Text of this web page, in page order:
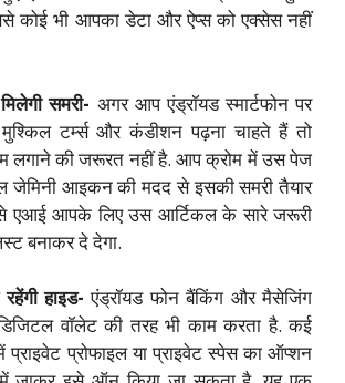
कोई भी आपका डेटा और ऐप्स को एक्सेस नहीं
समरी- अगर आप एंड्रॉयड स्मार्टफोन पर
टर्म्स और कंडीशन पढ़ना चाहते हैं तो
लगाने की जरूरत नहीं है. आप क्रोम में उस पेज
आइकन की मदद से इसकी समरी तैयार
आपके लिए उस आर्टिकल के सारे जरूरी
बनाकर दे देगा.
हाइड- एंड्रॉयड फोन बैंकिंग और मैसेजिंग
वॉलेट की तरह भी काम करता है. कई
प्रोफाइल या प्राइवेट स्पेस का ऑप्शन